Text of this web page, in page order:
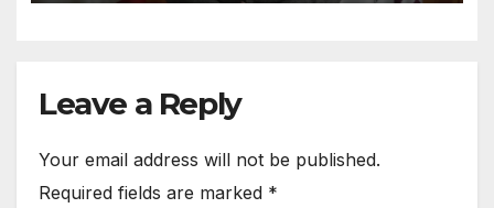
Leave a Reply
Your email address will not be published.
Required fields are marked *